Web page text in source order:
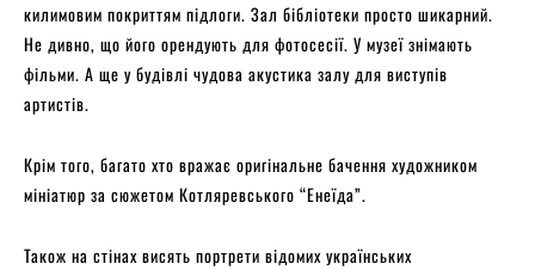
килимовим покриттям підлоги. Зал бібліотеки просто шикарний.
Не дивно, що його орендують для фотосесії. У музеї знімають
фільми. А ще у будівлі чудова акустика залу для виступів
артистів.
Крім того, багато хто вражає оригінальне бачення художником
мініатюр за сюжетом Котляревського “Енеїда”.
Також на стінах висять портрети відомих українських